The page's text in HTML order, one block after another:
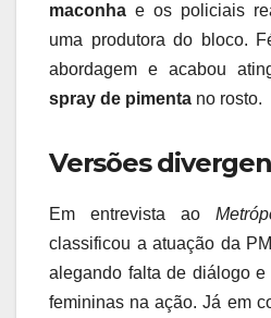
maconha e os policiais
uma produtora do bloco.
abordagem e acabou
spray de pimenta no rosto.
Versões
Em entrevista ao
classificou a atuação da
alegando falta de diálogo
femininas na ação. Já em